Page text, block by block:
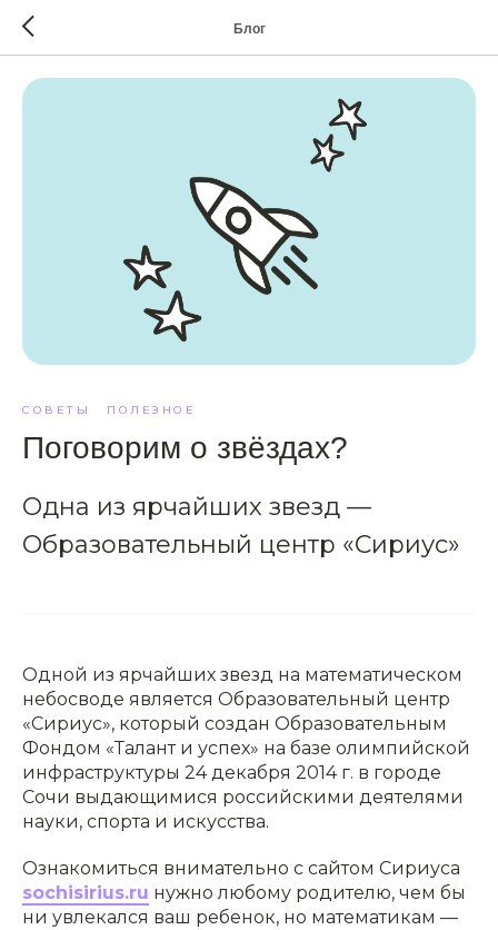
Блог
СОВЕТЫ ПОЛЕЗНОЕ
Поговорим о звёздах?
Одна из ярчайших звезд —
Образовательный центр «Сириус»
Одной из ярчайших звезд на математическом
небосводе является Образовательный центр
«Сириус», который создан Образовательным
Фондом «Талант и успех» на базе олимпийской
инфраструктуры 24 декабря 2014 г. в городе
Сочи выдающимися российскими деятелями
науки, спорта и искусства.
Ознакомиться внимательно с сайтом Сириуса
sochisirius.ru нужно любому родителю, чем бы
ни увлекался ваш ребенок, но математикам —